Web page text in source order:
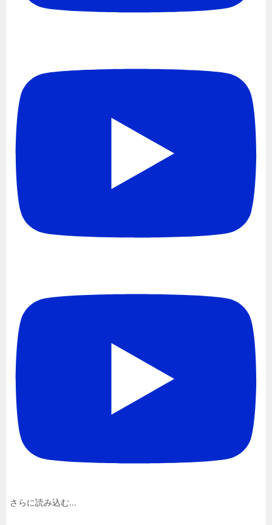
さらに読み込む...